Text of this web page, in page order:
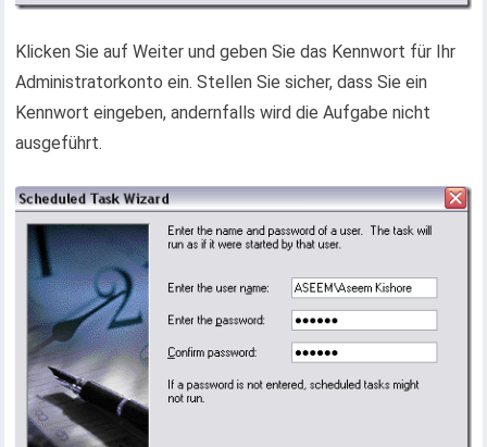
Klicken Sie auf Weiter und geben Sie das Kennwort für Ihr
Administratorkonto ein. Stellen Sie sicher, dass Sie ein
Kennwort eingeben, andernfalls wird die Aufgabe nicht
ausgeführt.